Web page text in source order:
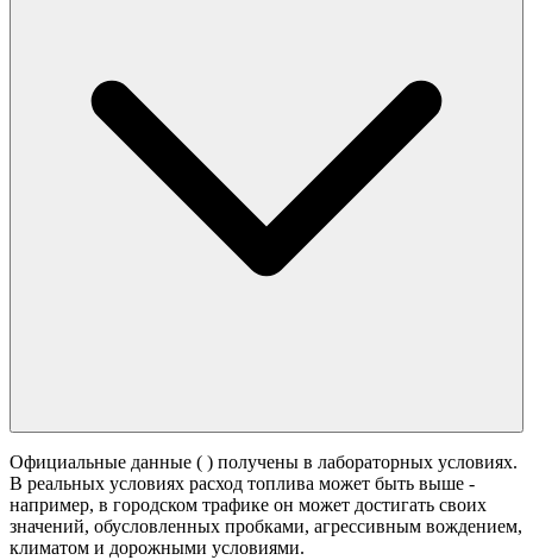
Официальные данные ( ) получены в лабораторных условиях.
В реальных условиях расход топлива может быть выше -
например, в городском трафике он может достигать своих
значений, обусловленных пробками, агрессивным вождением,
климатом и дорожными условиями.